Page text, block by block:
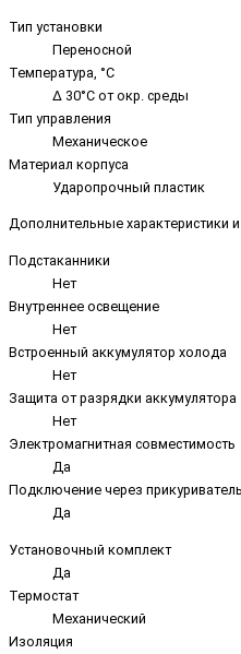
Тип установки
Переносной
Температура, °C
Δ 30°С от окр. среды
Тип управления
Механическое
Материал корпуса
Ударопрочный пластик
Дополнительные характеристики
Подстаканники
Нет
Внутреннее освещение
Нет
Встроенный аккумулятор холода
Нет
Защита от разрядки аккумулятора
Нет
Электромагнитная совместимость
Да
Подключение через прикуриватель
Да
Установочный комплект
Да
Термостат
Механический
Изоляция